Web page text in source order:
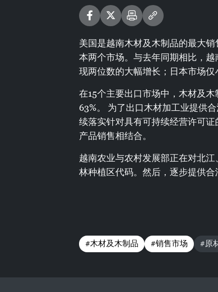
美国是越南木材及木制品的最大
本两个市场。与去年同期相比，
现两位数的大幅增长；日本市场仅
在15个主要出口市场中，木材及
63%。 为了出口木材加工业提供
续落实针对具有可持续经营许可
产品销售相结合。
越南农业与农村发展部正在对北
林种植区代码。然后，逐步提供合
#木材及木制品 #销售市场 #原